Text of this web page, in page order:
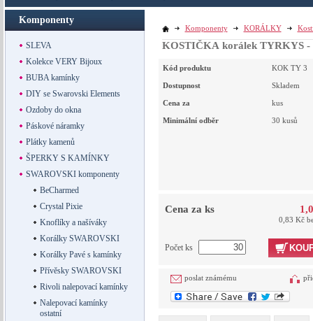
Komponenty
SLEVA
Kolekce VERY Bijoux
BUBA kamínky
DIY se Swarovski Elements
Ozdoby do okna
Páskové náramky
Plátky kamenů
ŠPERKY S KAMÍNKY
SWAROVSKI komponenty
BeCharmed
Crystal Pixie
Knoflíky a našíváky
Korálky SWAROVSKI
Korálky Pavé s kamínky
Přívěsky SWAROVSKI
Rivoli nalepovací kamínky
Nalepovací kamínky
ostatní
Komponenty KORÁLKY
KOSTIČKA korálek TYRKYS -
Kód produktu KOK TY 3
Dostupnost Skladem
Cena za kus
Minimální odběr 30 kusů
Cena za ks
0,83 Kč
Počet ks
poslat známému